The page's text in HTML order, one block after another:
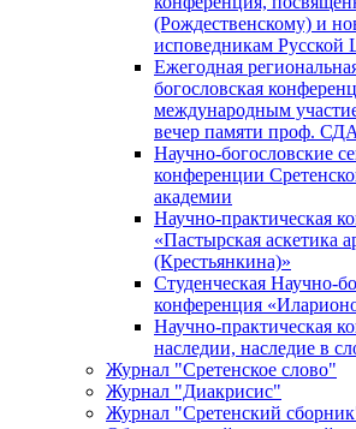
(Рождественскому) и
исповедникам Русской
Ежегодная
богословская
международным
вечер памяти проф.
Научно-богословские
конференции
академии
Научно-практическая
«Пастырская аскетика
(Крестьянкина)»
Студенческая Научно-
конференция
Научно-практическая
наследии, наследие в
Журнал "Сретенское слово"
Журнал "Диакрисис"
Журнал "Сретенский